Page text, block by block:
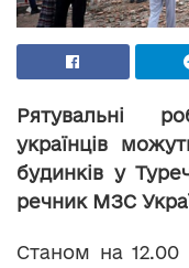
Рятувальні
українців
будинків у
речник МЗС
Станом на 12.00